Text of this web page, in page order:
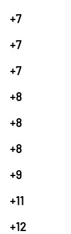
+7
+7
+7
+8
+8
+8
+9
+11
+12